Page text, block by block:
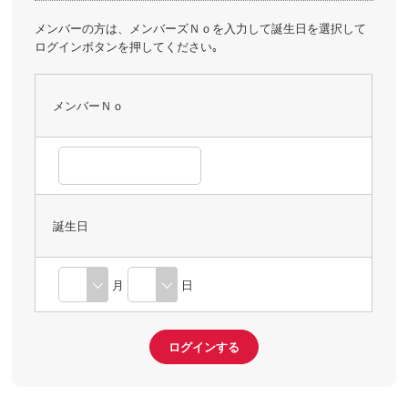
メンバーの方は、メンバーズＮｏを入力して誕生日を選択して
ログインボタンを押してください｡
メンバーＮｏ
誕生日
月 日